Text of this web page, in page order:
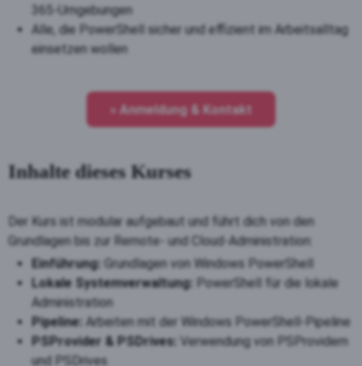
365-Umgebungen
Alle, die PowerShell sicher und effizient im Arbeitsalltag
einsetzen wollen
» Anmeldung & Kontakt
Inhalte dieses Kurses
Der Kurs ist modular aufgebaut und führt dich von den
Grundlagen bis zur Remote- und Cloud-Administration:
Einführung: Grundlagen von Windows PowerShell
Lokale Systemverwaltung: PowerShell für die lokale
Administration
Pipeline: Arbeiten mit der Windows PowerShell-Pipeline
PSProvider & PSDrives: Verwendung von PSProvidern
und PSDrives